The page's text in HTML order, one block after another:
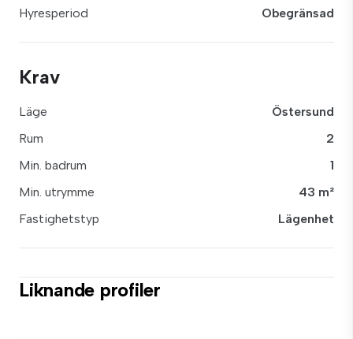
Hyresperiod
Obegränsad
Krav
Läge
Östersund
Rum
2
Min. badrum
1
Min. utrymme
43 m²
Fastighetstyp
Lägenhet
Liknande profiler